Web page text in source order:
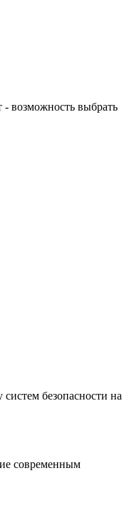
возможность выбрать
безопасности на
современным